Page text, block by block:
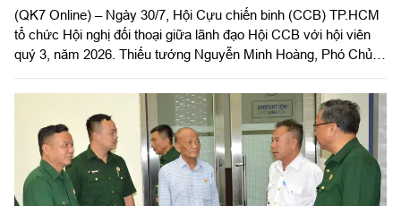
(QK7 Online) – Ngày 30/7, Hội Cựu chiến binh (CCB) TP.HCM
tổ chức Hội nghị đối thoại giữa lãnh đạo Hội CCB với hội viên
quý 3, năm 2026. Thiếu tướng Nguyễn Minh Hoàng, Phó Chủ
TPHCM, Chủ tịch Hội CCB TP.HCM chủ trì hội nghị.